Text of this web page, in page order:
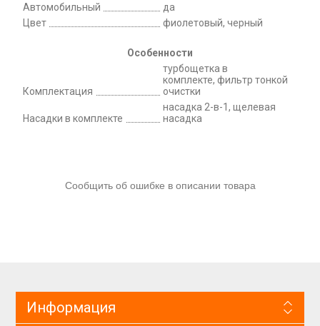
Автомобильный
да
Цвет
фиолетовый, черный
Особенности
Комплектация
турбощетка в
комплекте, фильтр тонкой
очистки
Насадки в комплекте
насадка 2-в-1, щелевая
насадка
Сообщить об ошибке в описании товара
Информация